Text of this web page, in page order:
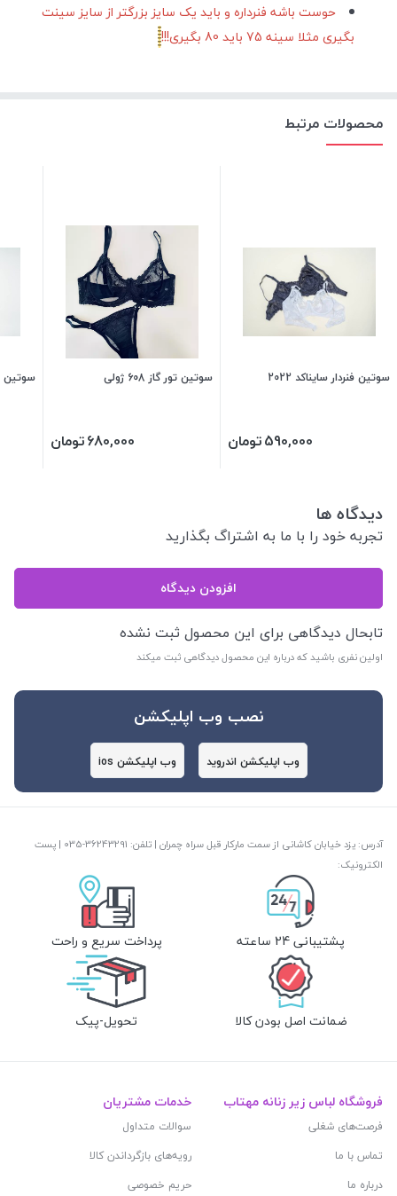
حوست باشه فنرداره و باید یک سایز بزرگتر از سایز سینت
بگیری مثلا سینه 75 باید 80 بگیری!!!
محصولات مرتبط
سوتین فنردار سایناکد 2022
590,000تومان
سوتین تور گاز 608 ژولی
680,000تومان
سوتین
دیدگاه ها
تجربه خود را با ما به اشتراگ بگذارید
افزودن دیدگاه
تابحال دیدگاهی برای این محصول ثبت نشده
اولین نفری باشید که درباره این محصول دیدگاهی ثبت میکند
نصب وب اپلیکشن
وب اپلیکشن اندروید وب اپلیکشن ios
آدرس: یزد خیابان کاشانی از سمت مارکار قبل سراه چمران | تلفن: ‎035-36243291 | پست
الکترونیک:
پشتیبانی 24 ساعته پرداخت سریع و راحت
ضمانت اصل بودن کالا تحویل-پیک
فروشگاه لباس زیر زنانه مهتاب
فرصت‌های شغلی
تماس با ما
درباره ما
خدمات مشتریان
سوالات متداول
رویه‌های بازگرداندن کالا
حریم خصوصی